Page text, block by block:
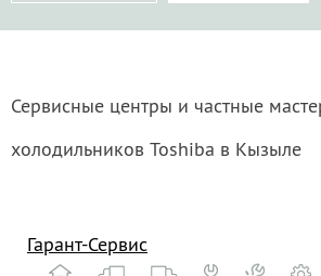
Сервисные центры и частные
холодильников Toshiba в Кызыле
Гарант-Сервис